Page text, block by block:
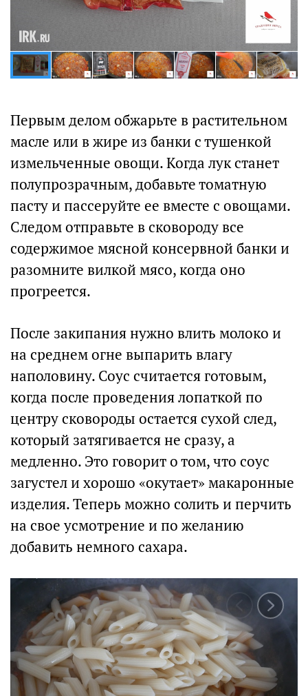
Первым делом обжарьте в растительном
масле или в жире из банки с тушенкой
измельченные овощи. Когда лук станет
полупрозрачным, добавьте томатную
пасту и пассеруйте ее вместе с овощами.
Следом отправьте в сковороду все
содержимое мясной консервной банки и
разомните вилкой мясо, когда оно
прогреется.
После закипания нужно влить молоко и
на среднем огне выпарить влагу
наполовину. Соус считается готовым,
когда после проведения лопаткой по
центру сковороды остается сухой след,
который затягивается не сразу, а
медленно. Это говорит о том, что соус
загустел и хорошо «окутает» макаронные
изделия. Теперь можно солить и перчить
на свое усмотрение и по желанию
добавить немного сахара.